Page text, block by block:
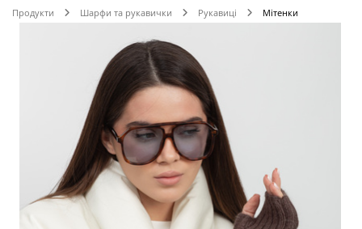
Продукти Шарфи та рукавички Рукавиці Мітенки